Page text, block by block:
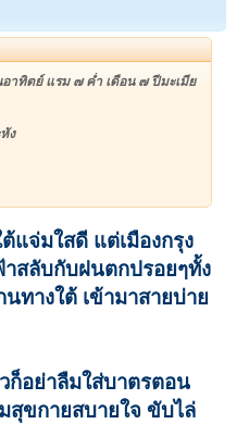
ทิตย์ แรม ๗ ค่ำ เดือน ๗ ปีมะเมีย
ง
แจ่มใสดี แต่เมืองกรุง
สลับกับฝนตกปรอยๆทั้ง
ทางใต้ เข้ามาสายบ่าย
ก็อย่าลืมใส่บาตรตอน
สุขกายสบายใจ ขับไล่